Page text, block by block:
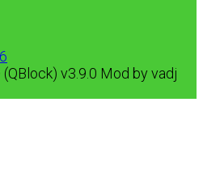
v3.9.0 Mod by vadj